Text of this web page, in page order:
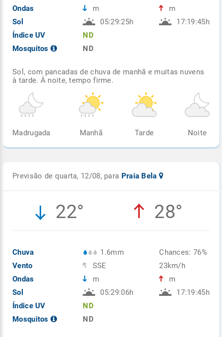
Ondas
Sol
Índice UV
Mosquitos
m
05:29:25h
ND
ND
m
17:19:45h
Sol, com pancadas de chuva de manhã e muitas nuvens
à tarde. À noite, tempo firme.
Madrugada Manhã Tarde Noite
Previsão de quarta, 12/08, para Praia Bela
22° 28°
Chuva
Vento
Ondas
Sol
Índice UV
Mosquitos
1.6mm
SSE
m
05:29:06h
ND
ND
Chances: 76%
23km/h
m
17:19:45h